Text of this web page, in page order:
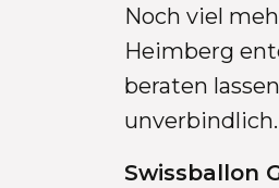
Noch viel
Heimberg
beraten
unverbindlich.
Swissballon